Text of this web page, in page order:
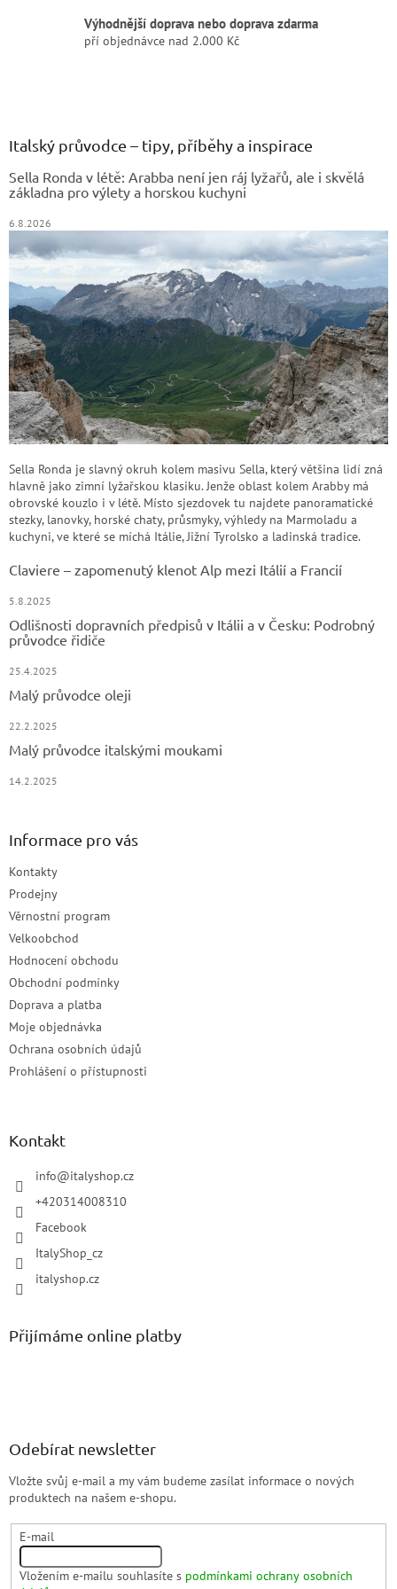
Výhodnější doprava nebo doprava zdarma
pří objednávce nad 2.000 Kč
Italský průvodce – tipy, příběhy a inspirace
Sella Ronda v létě: Arabba není jen ráj lyžařů, ale i skvělá
základna pro výlety a horskou kuchyni
6.8.2026
Sella Ronda je slavný okruh kolem masivu Sella, který většina lidí zná
hlavně jako zimní lyžařskou klasiku. Jenže oblast kolem Arabby má
obrovské kouzlo i v létě. Místo sjezdovek tu najdete panoramatické
stezky, lanovky, horské chaty, průsmyky, výhledy na Marmoladu a
kuchyni, ve které se míchá Itálie, Jižní Tyrolsko a ladinská tradice.
Claviere – zapomenutý klenot Alp mezi Itálií a Francií
5.8.2025
Odlišnosti dopravních předpisů v Itálii a v Česku: Podrobný
průvodce řidiče
25.4.2025
Malý průvodce oleji
22.2.2025
Malý průvodce italskými moukami
14.2.2025
Informace pro vás
Kontakty
Prodejny
Věrnostní program
Velkoobchod
Hodnocení obchodu
Obchodní podmínky
Doprava a platba
Moje objednávka
Ochrana osobních údajů
Prohlášení o přístupnosti
Kontakt
info@italyshop.cz
+420314008310
Facebook
ItalyShop_cz
italyshop.cz
Přijímáme online platby
Odebírat newsletter
Vložte svůj e-mail a my vám budeme zasílat informace o nových
produktech na našem e-shopu.
E-mail
Vložením e-mailu souhlasíte s podmínkami ochrany osobních